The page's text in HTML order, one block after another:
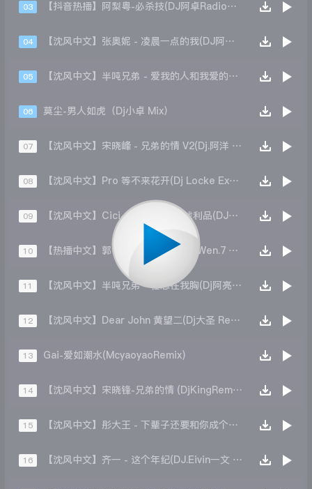
03 【抖音热播】阿梨粤-必杀技(DJ阿卓RadioMix)
04 【沈风中文】张奥妮 - 凌晨一点的我(DJ阿泽 Mix)
05 【沈风中文】半吨兄弟 - 爱我的人和我爱的人(Dj阿超 Mix)
06 莫尘-男人如虎（Dj小卓 Mix）
07 【沈风中文】宋晓峰 - 兄弟的情 V2(Dj.阿洋 Extended Mix)
08 【沈风中文】Pro 等不来花开(Dj Locke Extended Mix)
09 【沈风中文】Cici-我的眼泪你的战利品(DJ赵铁柱 2K24 Extended Mix)
10 【热播中文】郭镐鸣 - 野摩托（ Da.Wen.7 Remix )
11 【沈风中文】半吨兄弟 - 壮志在我胸(Dj阿亮 VinaHouse Rmix)
12 【沈风中文】Dear John 黄望二(Dj大圣 Remix)
13 Gai-爱如潮水(McyaoyaoRemix)
14 【沈风中文】宋晓锋-兄弟的情 (DjKingRemix)
15 【沈风中文】彤大王 - 下辈子还要和你成个家(k85remix)
16 【沈风中文】齐一 - 这个年纪(DJ.Eivin一文 Official Mix)